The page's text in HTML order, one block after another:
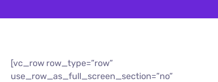
[vc_row row_type=”row”
use_row_as_full_screen_section=”no”